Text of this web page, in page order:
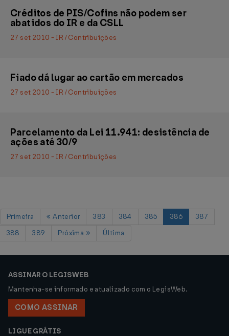
Créditos de PIS/Cofins não podem ser
abatidos do IR e da CSLL
27 set 2010 - IR / Contribuições
Fiado dá lugar ao cartão em mercados
27 set 2010 - IR / Contribuições
Parcelamento da Lei 11.941: desistência de
ações até 30/9
27 set 2010 - IR / Contribuições
Primeira Anterior 383 384 385 386
387
388
389 Próxima Última
ASSINAR O LEGISWEB
Mantenha-se informado e atualizado com o LegisWeb.
COMO ASSINAR
LIGUE GRÁTIS